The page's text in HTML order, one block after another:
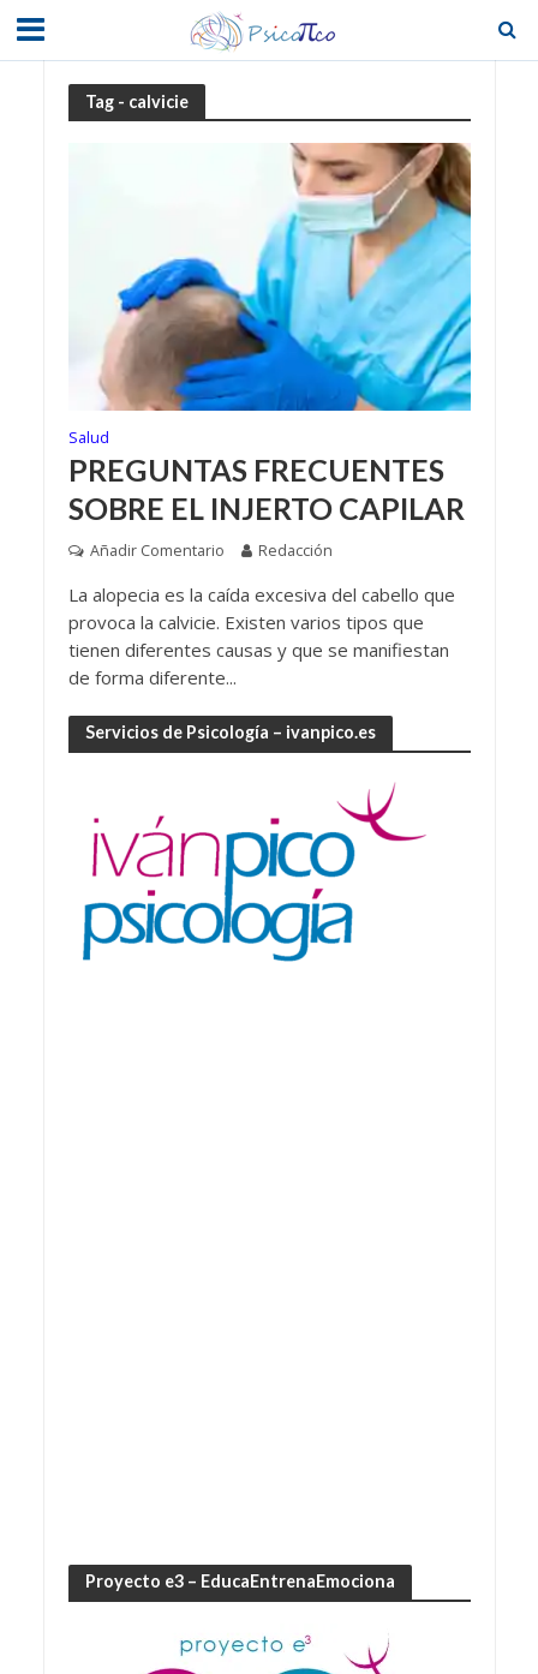
Tag - calvicie
Salud
PREGUNTAS FRECUENTES
SOBRE EL INJERTO CAPILAR
Añadir Comentario Redacción
La alopecia es la caída excesiva del cabello que
provoca la calvicie. Existen varios tipos que
tienen diferentes causas y que se manifiestan
de forma diferente...
Servicios de Psicología – ivanpico.es
Proyecto e3 – EducaEntrenaEmociona